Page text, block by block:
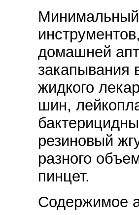
Минимальный
домашней
закапывания
жидкого
шин,
резиновый
разного
пинцет.
Содержимое